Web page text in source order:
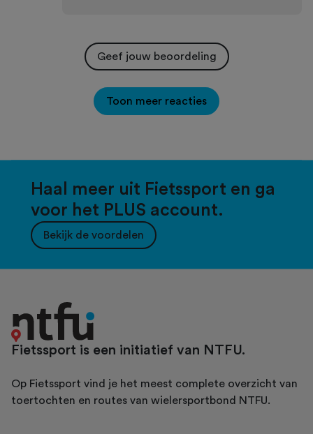
Geef jouw beoordeling
Toon meer reacties
Haal meer uit Fietssport en ga
voor het PLUS account.
Bekijk de voordelen
Fietssport is een initiatief van NTFU.
Op Fietssport vind je het meest complete overzicht van
toertochten en routes van wielersportbond NTFU.